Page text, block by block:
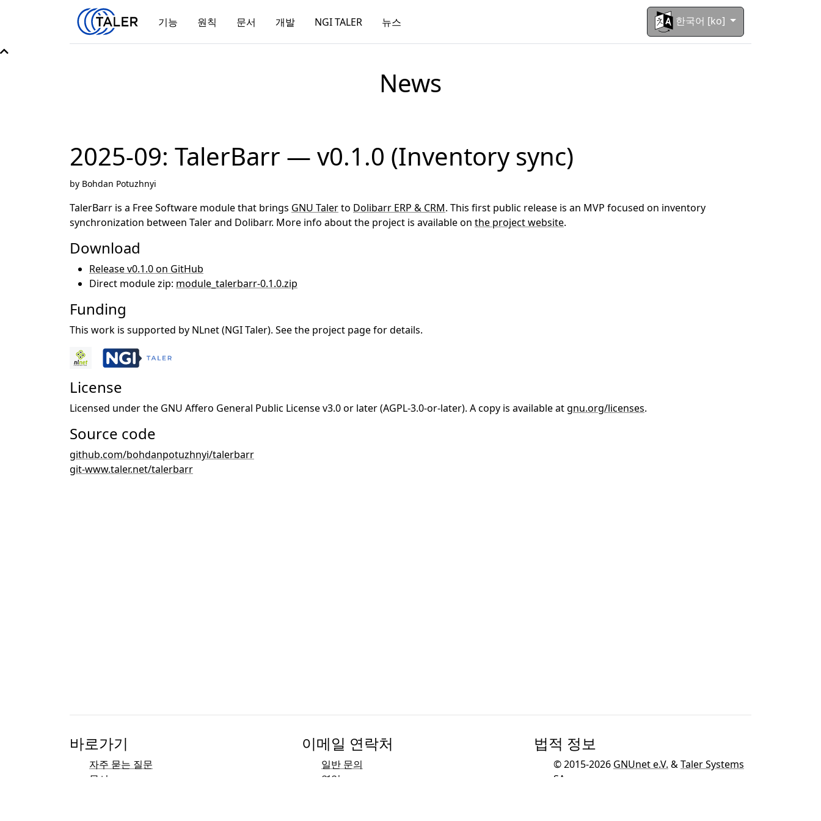
기능 원칙 문서 개발 NGI TALER 뉴스 한국어 [ko]
News
2025-09: TalerBarr — v0.1.0 (Inventory sync)
by Bohdan Potuzhnyi
TalerBarr is a Free Software module that brings GNU Talerto Dolibarr ERP & CRM. This first public release is an MVP focused on inventory
synchronization between Taler and Dolibarr. More info about the project is available on the project website.
Download
Release v0.1.0 on GitHub
Direct module zip: module_talerbarr-0.1.0.zip
Funding
This work is supported by NLnet (NGI Taler). See the project page for details.
License
Licensed under the GNU Affero General Public License v3.0 or later (AGPL-3.0-or-later). A copy is available atgnu.org/licenses.
Source code
github.com/bohdanpotuzhnyi/talerbarr
git-www.taler.net/talerbarr
바로가기
자주 묻는 질문
문서
이메일 연락처
일반 문의
영업
법적 정보
© 2015-2026 GNUnet e.V. &Taler Systems
SA